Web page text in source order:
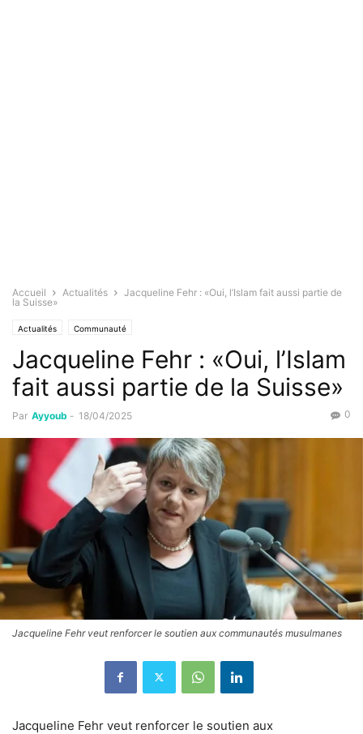
Accueil Actualités
Jacqueline Fehr : «Oui, l’Islam fait aussi partie de
la Suisse»
Actualités Communauté
Jacqueline Fehr : «Oui, l’Islam
fait aussi partie de la Suisse»
Par Ayyoub - 18/04/2025 0
Jacqueline Fehr veut renforcer le soutien aux communautés musulmanes
Jacqueline Fehr veut renforcer le soutien aux